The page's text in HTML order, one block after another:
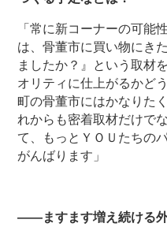
「常に新コーナーの可能
は、骨董市に買い物にき
ましたか？』という取材
オリティに仕上がるかど
町の骨董市にはかなりた
れからも密着取材だけで
て、もっとＹＯＵたちの
がんばります」
――ますます増え続ける